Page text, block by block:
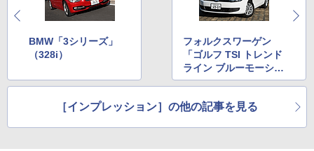
BMW「3シリーズ」
（328i）
フォルクスワーゲン
「ゴルフ TSI トレンド
ライン ブルーモーショ
ン テクノロジー」
［インプレッション］の他の記事を見る